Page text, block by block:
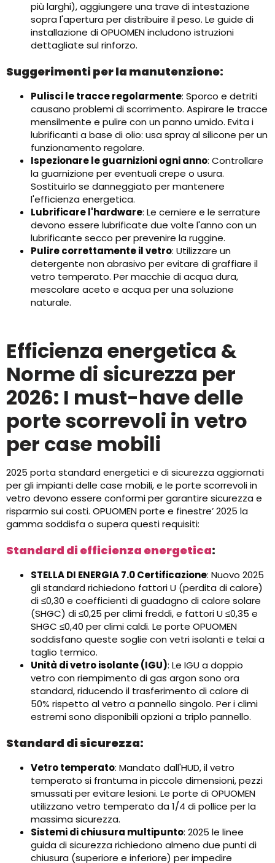
più larghi), aggiungere una trave di intestazione
sopra l'apertura per distribuire il peso. Le guide di
installazione di OPUOMEN includono istruzioni
dettagliate sul rinforzo.
Suggerimenti per la manutenzione:
Pulisci le tracce regolarmente: Sporco e detriti
causano problemi di scorrimento. Aspirare le tracce
mensilmente e pulire con un panno umido. Evita i
lubrificanti a base di olio: usa spray al silicone per un
funzionamento regolare.
Ispezionare le guarnizioni ogni anno: Controllare
la guarnizione per eventuali crepe o usura.
Sostituirlo se danneggiato per mantenere
l'efficienza energetica.
Lubrificare l'hardware: Le cerniere e le serrature
devono essere lubrificate due volte l'anno con un
lubrificante secco per prevenire la ruggine.
Pulire correttamente il vetro: Utilizzare un
detergente non abrasivo per evitare di graffiare il
vetro temperato. Per macchie di acqua dura,
mescolare aceto e acqua per una soluzione
naturale.
Efficienza energetica &
Norme di sicurezza per
2026: I must-have delle
porte scorrevoli in vetro
per case mobili
2025 porta standard energetici e di sicurezza aggiornati
per gli impianti delle case mobili, e le porte scorrevoli in
vetro devono essere conformi per garantire sicurezza e
risparmio sui costi. OPUOMEN porte e finestre’ 2025 la
gamma soddisfa o supera questi requisiti:
Standard di efficienza energetica:
STELLA DI ENERGIA 7.0 Certificazione: Nuovo 2025
gli standard richiedono fattori U (perdita di calore)
di ≤0,30 e coefficienti di guadagno di calore solare
(SHGC) di ≤0,25 per climi freddi, e fattori U ≤0,35 e
SHGC ≤0,40 per climi caldi. Le porte OPUOMEN
soddisfano queste soglie con vetri isolanti e telai a
taglio termico.
Unità di vetro isolante (IGU): Le IGU a doppio
vetro con riempimento di gas argon sono ora
standard, riducendo il trasferimento di calore di
50% rispetto al vetro a pannello singolo. Per i climi
estremi sono disponibili opzioni a triplo pannello.
Standard di sicurezza:
Vetro temperato: Mandato dall'HUD, il vetro
temperato si frantuma in piccole dimensioni, pezzi
smussati per evitare lesioni. Le porte di OPUOMEN
utilizzano vetro temperato da 1/4 di pollice per la
massima sicurezza.
Sistemi di chiusura multipunto: 2025 le linee
guida di sicurezza richiedono almeno due punti di
chiusura (superiore e inferiore) per impedire